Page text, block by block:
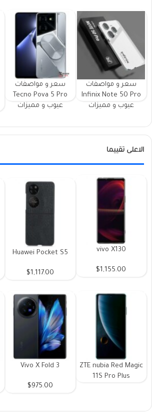
سعر و مواصفات
Infinix Note 50 Pro
عيوب و مميزات
سعر و مواصفات
Tecno Pova 5 Pro
عيوب و مميزات
الاعلى تقييما
vivo X130
$1,155.00
Huawei Pocket S5
$1,117.00
ZTE nubia Red Magic
11S Pro Plus
Vivo X Fold 3
$975.00